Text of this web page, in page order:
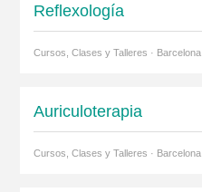
Reflexología
Cursos, Clases y Talleres · Barcelona
Auriculoterapia
Cursos, Clases y Talleres · Barcelona